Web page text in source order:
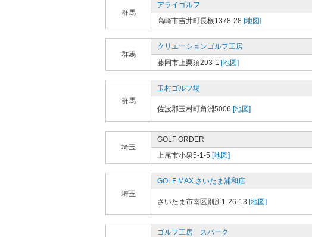
群馬
アライゴルフ
高崎市吉井町長根1378-28 [地図]
群馬
クリエーションゴルフ工房
藤岡市上栗須293-1 [地図]
群馬
玉村ゴルフ場
佐波郡玉村町角淵5006 [地図]
埼玉
GOLF ORDER
上尾市小泉5-1-5 [地図]
埼玉
GOLF MAX さいたま浦和店
さいたま市南区別所1-26-13 [地図]
ゴルフ工房 スパーク